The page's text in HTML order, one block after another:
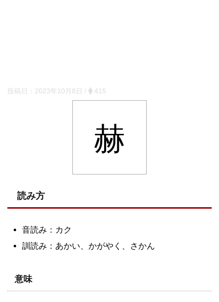
投稿日： 2023年10月8日 / 415
赫
読み方
音読み：カク
訓読み：あかい、かがやく、さかん
意味